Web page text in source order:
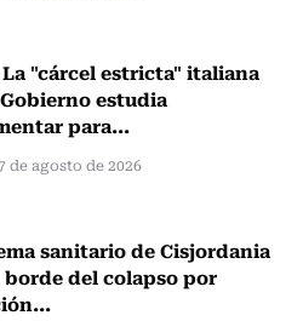
La "cárcel estricta" italiana
estudia
para...
de agosto de 2026
sanitario de Cisjordania
borde del colapso por